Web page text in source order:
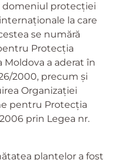
domeniul protecției
la care
se numără
Protecția
Moldova a aderat în
2000, precum și
Organizației
pentru Protecția
prin Legea nr.
plantelor a fost